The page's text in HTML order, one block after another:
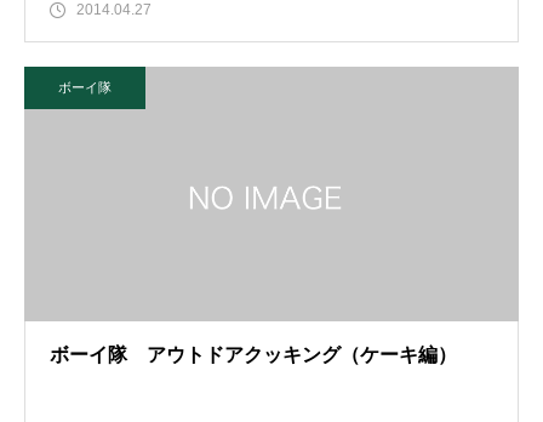
2014.04.27
ボーイ隊
ボーイ隊 アウトドアクッキング（ケーキ編）